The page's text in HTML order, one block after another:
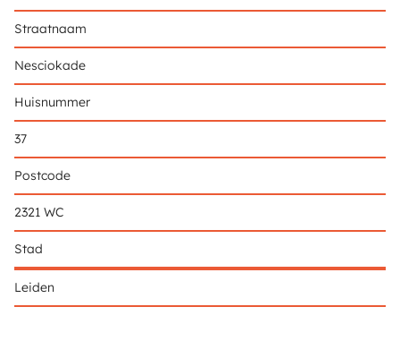
Straatnaam
Nesciokade
Huisnummer
37
Postcode
2321 WC
Stad
Leiden